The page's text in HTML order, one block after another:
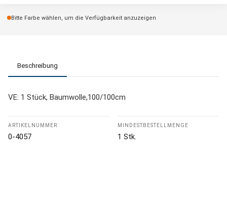
Bitte Farbe wählen, um die Verfügbarkeit anzuzeigen
Beschreibung
VE: 1 Stück, Baumwolle,100/100cm
ARTIKELNUMMER
0-4057
MINDESTBESTELLMENGE
1 Stk.